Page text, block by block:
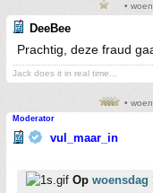
•
DeeBee
Prachtig, deze fraud
Jack does it in real time...
•
Moderator
vul_maar_in
Op woensdag